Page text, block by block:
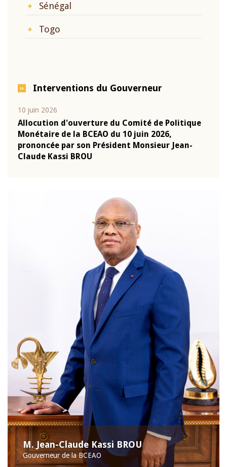
Sénégal
Togo
Interventions du Gouverneur
10 juin 2026
Allocution d'ouverture du Comité de Politique
Monétaire de la BCEAO du 10 juin 2026,
prononcée par son Président Monsieur Jean-
Claude Kassi BROU
M. Jean-Claude Kassi BROU
Gouverneur de la BCEAO